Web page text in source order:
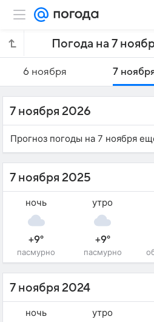
Погода на 7
6 ноября 7
7 ноября 2026
Прогноз погоды на 7 ноября
7 ноября 2025
ночь
+9°
пасмурно
утро
+9°
пасмурно
7 ноября 2024
ночь утро